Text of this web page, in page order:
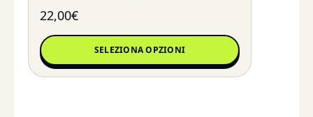
22,00€
SELEZIONA OPZIONI